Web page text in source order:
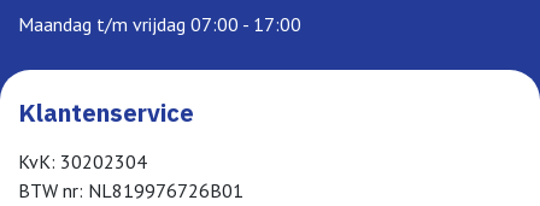
Maandag t/m vrijdag 07:00 - 17:00
Klantenservice
KvK: 30202304
BTW nr: NL819976726B01